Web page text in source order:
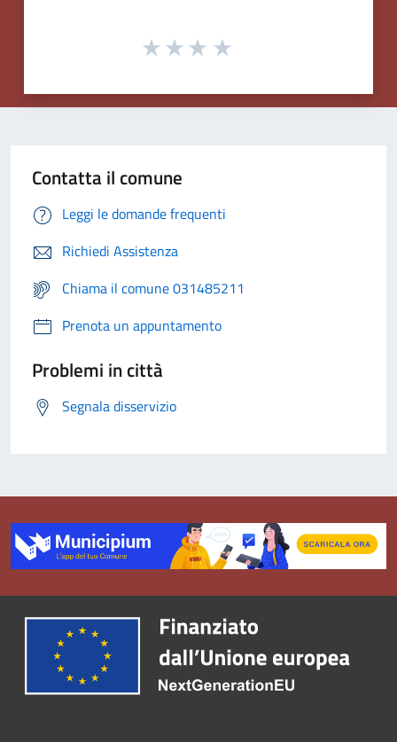
Contatta il comune
Leggi le domande frequenti
Richiedi Assistenza
Chiama il comune 031485211
Prenota un appuntamento
Problemi in città
Segnala disservizio